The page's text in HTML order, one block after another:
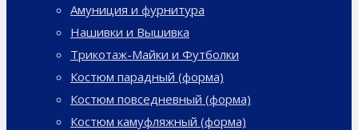
Амуниция и фурнитура
Нашивки и Вышивка
Трикотаж-Майки и Футболки
Костюм парадный (форма)
Костюм повседневный (форма)
Костюм камуфляжный (форма)